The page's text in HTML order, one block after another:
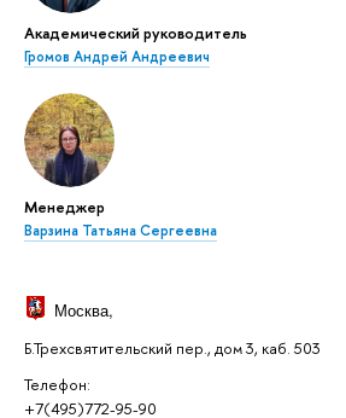
Академический руководитель
Громов Андрей Андреевич
Менеджер
Варзина Татьяна Сергеевна
Москва,
Б.Трехсвятительский пер., дом 3, каб. 503
Телефон:
+7(495)772-95-90